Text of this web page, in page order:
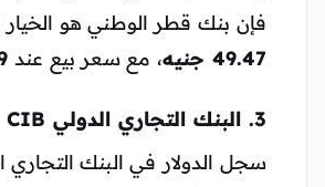
فإن بنك قطر الوطني هو الخيار
49.47 جنيه
، مع سعر بيع عند
3. البنك التجاري الدولي CIB
سجل الدولار في البنك التجاري